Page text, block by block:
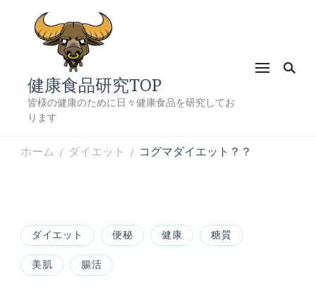
健康食品研究TOP
皆様の健康のために日々健康食品を研究してお
ります
ホーム / ダイエット / コグマダイエット？？
ダイエット 便秘 健康 糖質
美肌 腸活